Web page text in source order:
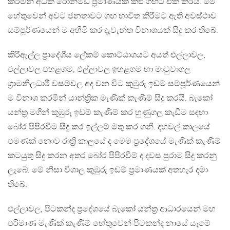
හේතුවෙන් අවට ජනතාවට ගඟ භාවිත කිරීමට ඇති අවස්ථාව
සම්පූර්ණයෙන් ම අහිමි කර දැවැන්ත විනාශයක් සිදු කර තිබේ.
කිරිඇල්ල ප්‍රාදේශීය ලේකම් කොට්ඨාශයට අයත් එල්ලාවල,
එල්ලාවල පහළගම, එල්ලාවල ඉහළගම හා මාටුවාගල
ග්‍රාමනිලධාරී වසම්වල අද වන විට කුඹුරු ඉඩම් සම්පූර්ණයෙන්
ම විනාශ කරමින් යාන්ත්‍රික මැණික් කැණීම් සිදු කරයි. බැකෝ
යන්ත්‍ර මගින් කුඹුරු ඉඩම් කැණීම් කර හුණුගල කැඩීම සඳහා
බෝර පිපිරවීම සිදු කර ඉල්ලම් මතු කර ගනී. දහවල් කාලයේ
පමණක් නොව රාත්‍රි කාලයේ ද මෙම ප්‍රදේශයේ මැණික් කැණීම්
කටයුතු සිදු කරන අතර බෝර පිපිරවීම් ද දවස පුරාම සිදු කරනු
ලැබේ. මේ නිසා විශාල කුඹුරු ඉඩම් ප්‍රමාණයක් අතහැර දමා
තිබේ.
එල්ලාවල, පිටකන්ද ප්‍රදේශයේ බැකෝ යන්ත්‍ර ආධාරයෙන් මහ
පරිමාණ මැණික් කැණීම් හේතුවෙන් පිටකන්ද නායේ යෑමේ